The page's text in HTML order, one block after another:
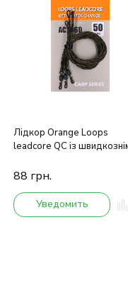
Лідкор Orange Loops
leadcore QC із
88 грн.
Уведомить